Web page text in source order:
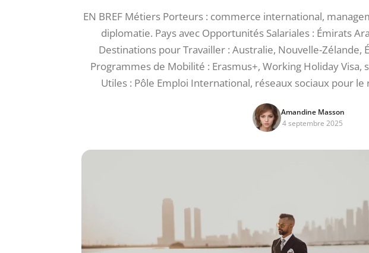
EN BREF Métiers Porteurs : commerce international,
diplomatie. Pays avec Opportunités Salariales : Émirats
Destinations pour Travailler : Australie, Nouvelle-Zélande,
Programmes de Mobilité : Erasmus+, Working Holiday Visa,
Utiles : Pôle Emploi International, réseaux sociaux pour
Amandine Masson
4 septembre 2025